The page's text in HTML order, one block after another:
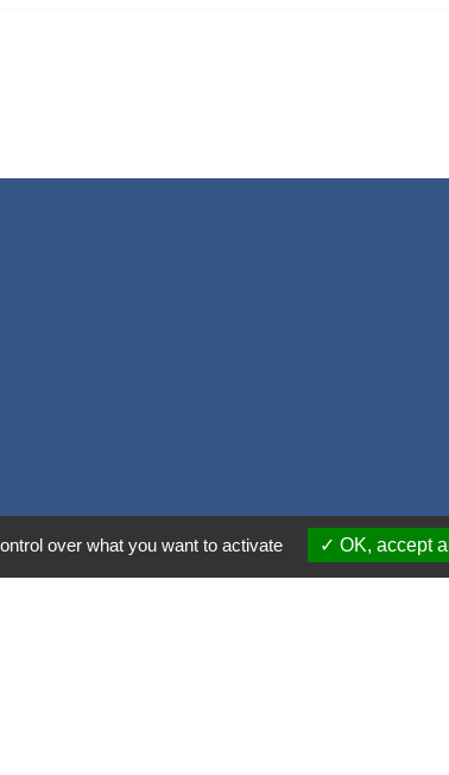
over what you want to activate OK, accept all